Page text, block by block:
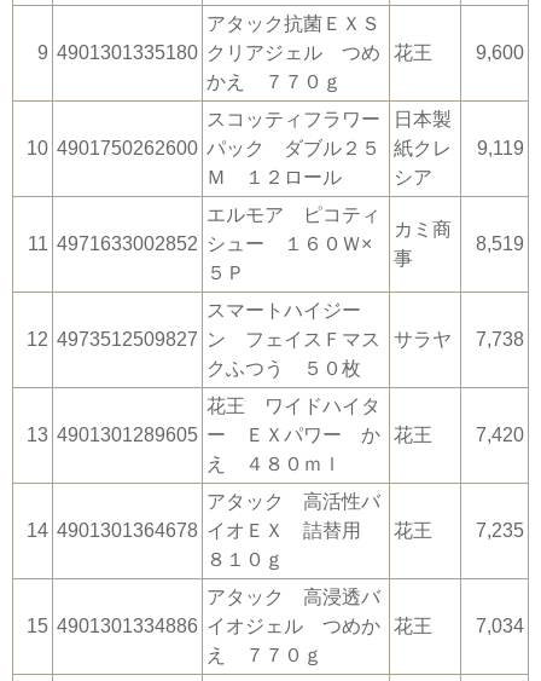
9 4901301335180
アタック抗菌ＥＸＳ
クリアジェル つめ
かえ ７７０ｇ
花王 9,600
10 4901750262600
スコッティフラワー
パック ダブル２５
Ｍ １２ロール
日本製
紙クレ
シア
9,119
11 4971633002852
エルモア ピコティ
シュー １６０Ｗ×
５Ｐ
カミ商
事
8,519
12 4973512509827
スマートハイジー
ン フェイスＦマス
クふつう ５０枚
サラヤ 7,738
13 4901301289605
花王 ワイドハイタ
ー ＥＸパワー か
え ４８０ｍｌ
花王 7,420
14 4901301364678
アタック 高活性バ
イオＥＸ 詰替用
８１０ｇ
花王 7,235
15 4901301334886
アタック 高浸透バ
イオジェル つめか
え ７７０ｇ
花王 7,034